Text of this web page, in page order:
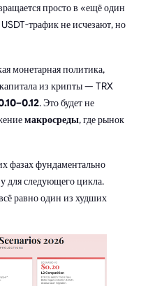
просто в «ещё один
трафик не исчезают, но
монетарная политика,
из крипты — TRX
. Это будет не
макросреды, где рынок
фазах фундаментально
для следующего цикла.
равно один из худших